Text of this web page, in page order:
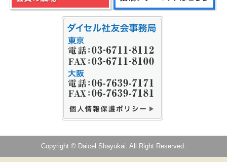
Copyright © Daicel Shayukai. All Right Reserved.